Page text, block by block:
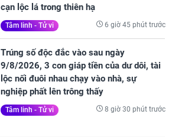
cạn lộc lá trong thiên hạ
Tâm linh - Tử vi 6 giờ 45 phút trước
Trúng số độc đắc vào sau ngày
9/8/2026, 3 con giáp tiền của dư dôi, tài
lộc nối đuôi nhau chạy vào nhà, sự
nghiệp phất lên trông thấy
Tâm linh - Tử vi 8 giờ 30 phút trước